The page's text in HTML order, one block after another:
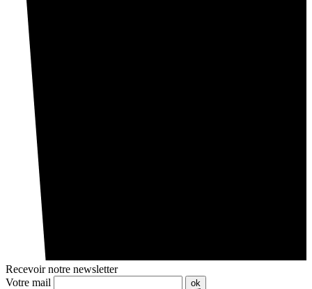
Recevoir notre newsletter
Votre mail
ok